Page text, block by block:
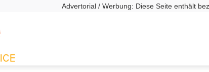
Advertorial / Werbung: Diese Seite enthält